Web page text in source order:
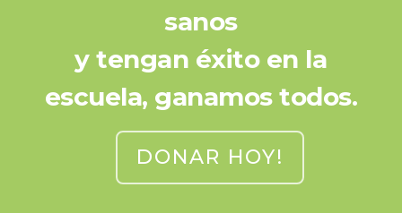
sanos
y tengan éxito en la
escuela, ganamos todos.
DONAR HOY!